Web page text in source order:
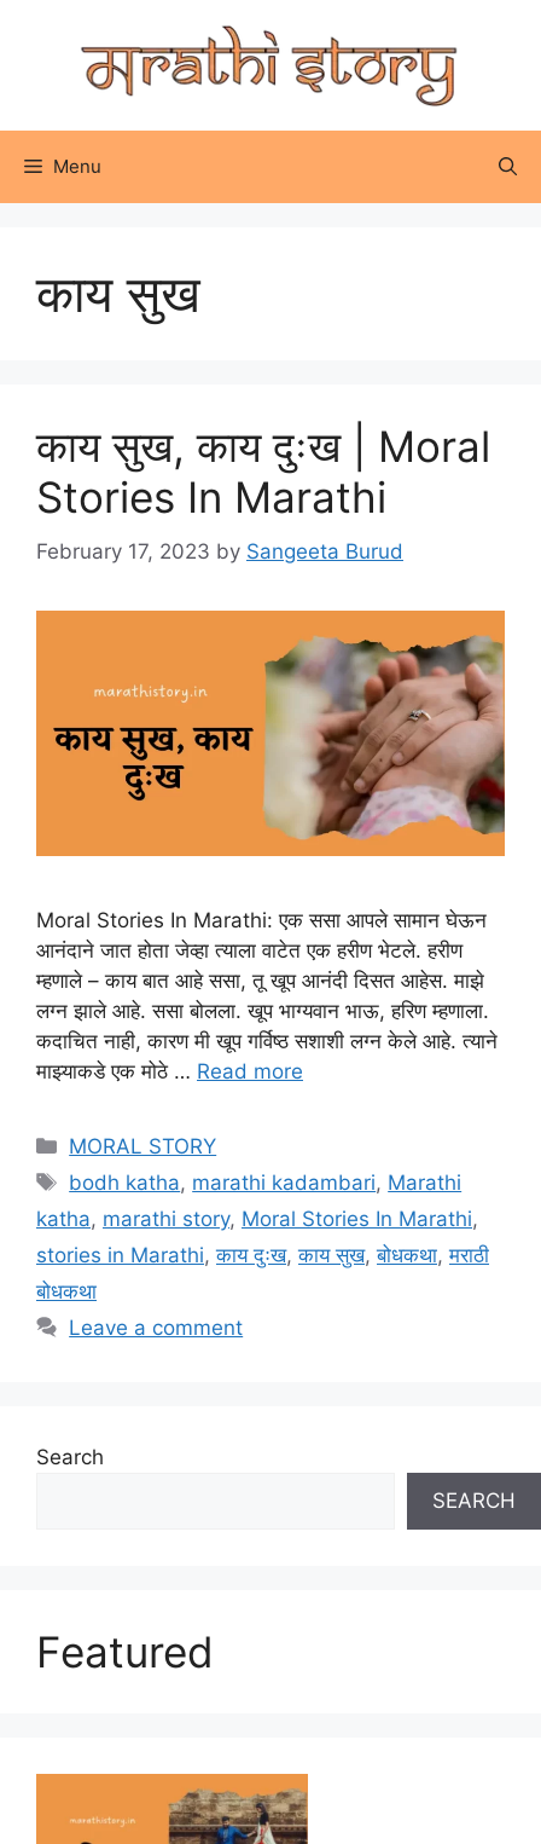
Menu
काय सुख
काय सुख, काय दुःख | Moral
Stories In Marathi
February 17, 2023 by Sangeeta Burud
Moral Stories In Marathi: एक ससा आपले सामान घेऊन
आनंदाने जात होता जेव्हा त्याला वाटेत एक हरीण भेटले. हरीण
म्हणाले – काय बात आहे ससा, तू खूप आनंदी दिसत आहेस. माझे
लग्न झाले आहे. ससा बोलला. खूप भाग्यवान भाऊ, हरिण म्हणाला.
कदाचित नाही, कारण मी खूप गर्विष्ठ सशाशी लग्न केले आहे. त्याने
माझ्याकडे एक मोठे … Read more
Categories
MORAL STORY
Tags
bodh katha, marathi kadambari, Marathi
katha, marathi story, Moral Stories In Marathi,
stories in Marathi,काय दुःख,काय सुख,बोधकथा,मराठी
बोधकथा
Leave a comment
Search
SEARCH
Featured